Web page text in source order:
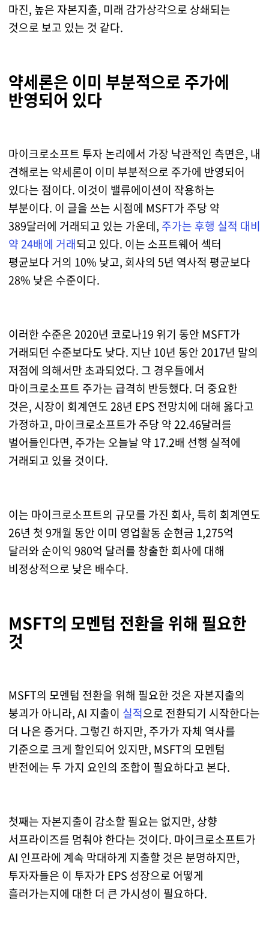
마진, 높은 자본지출, 미래 감가상각으로 상쇄되는
것으로 보고 있는 것 같다.
약세론은 이미 부분적으로 주가에
반영되어 있다
마이크로소프트 투자 논리에서 가장 낙관적인 측면은, 내
견해로는 약세론이 이미 부분적으로 주가에 반영되어
있다는 점이다. 이것이 밸류에이션이 작용하는
부분이다. 이 글을 쓰는 시점에 MSFT가 주당 약
389달러에 거래되고 있는 가운데, 주가는 후행 실적 대비
약 24배에 거래되고 있다. 이는 소프트웨어 섹터
평균보다 거의 10% 낮고, 회사의 5년 역사적 평균보다
28% 낮은 수준이다.
이러한 수준은 2020년 코로나19 위기 동안 MSFT가
거래되던 수준보다도 낮다. 지난 10년 동안 2017년 말의
저점에 의해서만 초과되었다. 그 경우들에서
마이크로소프트 주가는 급격히 반등했다. 더 중요한
것은, 시장이 회계연도 28년 EPS 전망치에 대해 옳다고
가정하고, 마이크로소프트가 주당 약 22.46달러를
벌어들인다면, 주가는 오늘날 약 17.2배 선행 실적에
거래되고 있을 것이다.
이는 마이크로소프트의 규모를 가진 회사, 특히 회계연도
26년 첫 9개월 동안 이미 영업활동 순현금 1,275억
달러와 순이익 980억 달러를 창출한 회사에 대해
비정상적으로 낮은 배수다.
MSFT의 모멘텀 전환을 위해 필요한
것
MSFT의 모멘텀 전환을 위해 필요한 것은 자본지출의
붕괴가 아니라, AI 지출이 실적으로 전환되기 시작한다는
더 나은 증거다. 그렇긴 하지만, 주가가 자체 역사를
기준으로 크게 할인되어 있지만, MSFT의 모멘텀
반전에는 두 가지 요인의 조합이 필요하다고 본다.
첫째는 자본지출이 감소할 필요는 없지만, 상향
서프라이즈를 멈춰야 한다는 것이다. 마이크로소프트가
AI 인프라에 계속 막대하게 지출할 것은 분명하지만,
투자자들은 이 투자가 EPS 성장으로 어떻게
흘러가는지에 대한 더 큰 가시성이 필요하다.